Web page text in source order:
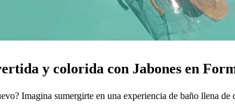
y colorida con Jabones en
Imagina sumergirte en una experiencia de baño llena